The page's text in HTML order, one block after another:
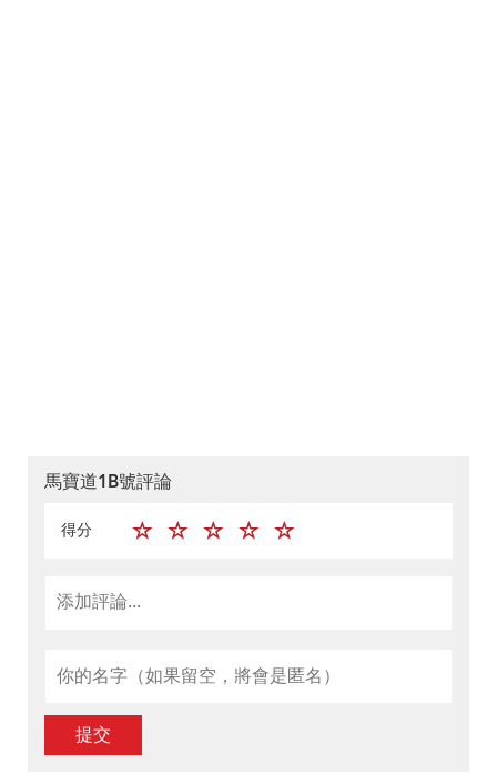
馬寶道1B號評論
得分
提交